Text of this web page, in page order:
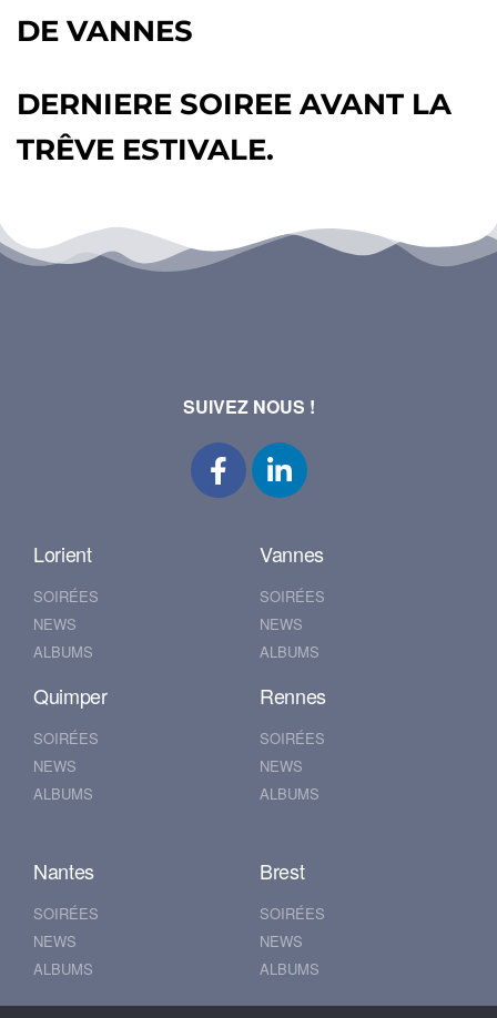
DE VANNES
DERNIERE SOIREE AVANT LA
TRÊVE ESTIVALE.
SUIVEZ NOUS !
Lorient
SOIRÉES
NEWS
ALBUMS
Vannes
SOIRÉES
NEWS
ALBUMS
Quimper
SOIRÉES
NEWS
ALBUMS
Rennes
SOIRÉES
NEWS
ALBUMS
Nantes
SOIRÉES
NEWS
ALBUMS
Brest
SOIRÉES
NEWS
ALBUMS